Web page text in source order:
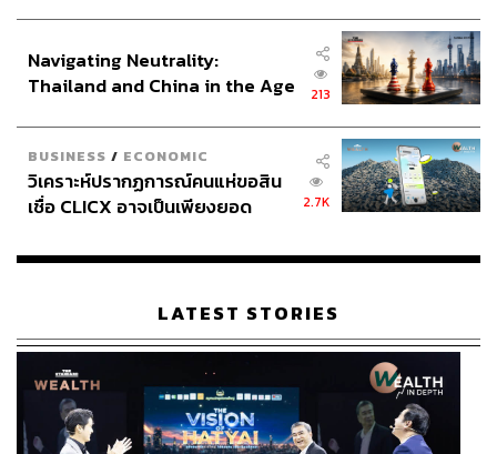
Navigating Neutrality:
Thailand and China in the Age
213
BUSINESS / ECONOMIC
วิเคราะห์ปรากฏการณ์คนแห่ขอสิน
เชื่อ CLICX อาจเป็นเพียงยอด
เรือนไทยที่ถูกซุกไว้
2.7K
LATEST STORIES